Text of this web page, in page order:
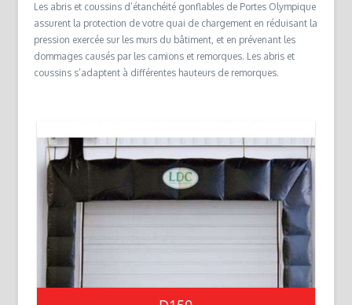
Les abris et coussins d’étanchéité gonflables de Portes Olympique
assurent la protection de votre quai de chargement en réduisant la
pression exercée sur les murs du bâtiment, et en prévenant les
dommages causés par les camions et remorques. Les abris et
coussins s’adaptent à différentes hauteurs de remorques.